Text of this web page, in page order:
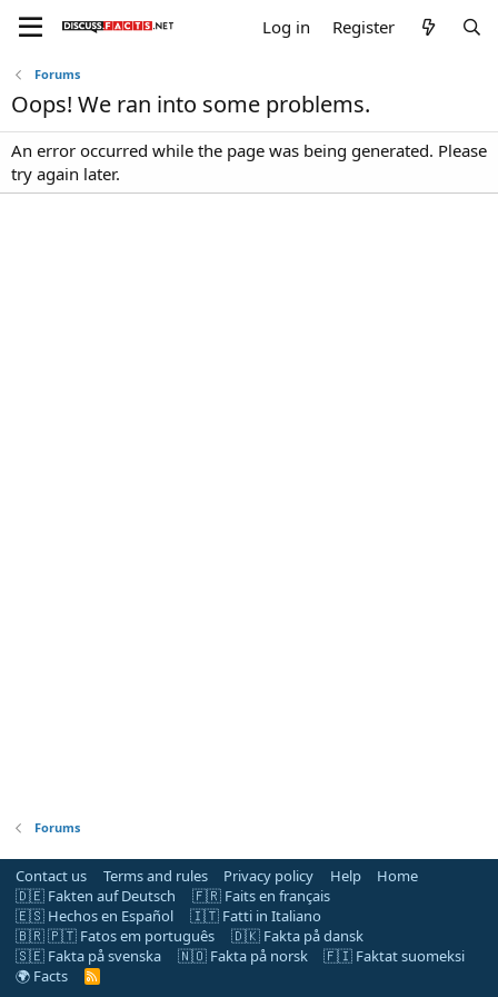
Log in Register
Forums
Oops! We ran into some problems.
An error occurred while the page was being generated. Please
try again later.
Forums
Contact us Terms and rules Privacy policy Help
Home
🇩🇪 Fakten auf Deutsch
🇫🇷 Faits en français
🇪🇸 Hechos en Español
🇮🇹 Fatti in Italiano
🇧🇷 🇵🇹 Fatos em português
🇩🇰 Fakta på dansk
🇸🇪 Fakta på svenska
🇳🇴 Fakta på norsk
🇫🇮 Faktat suomeksi
🌍 Facts
R